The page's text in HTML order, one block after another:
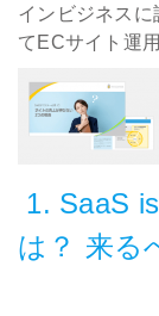
インビジネス
てECサイト運
1. SaaS
は？ 来る